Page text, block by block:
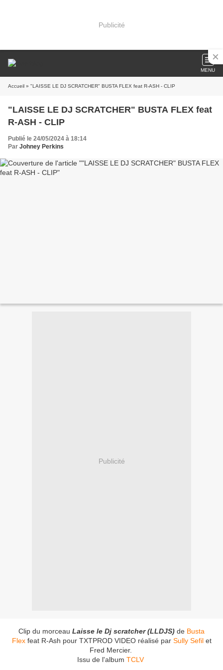
Publicité
MENU
Accueil » "LAISSE LE DJ SCRATCHER" BUSTA FLEX feat R-ASH - CLIP
"LAISSE LE DJ SCRATCHER" BUSTA FLEX feat
R-ASH - CLIP
Publié le 24/05/2024 à 18:14
Par Johney Perkins
Publicité
Clip du morceau Laisse le Dj scratcher (LLDJS) de Busta
Flexfeat R-Ash pour TXTPROD VIDEO réalisé par Sully Sefilet
Fred Mercier.
Issu de l'album TCLV